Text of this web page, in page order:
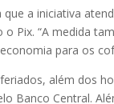
a iniciativa
Pix. “A medida
para os
além dos
Banco Central.